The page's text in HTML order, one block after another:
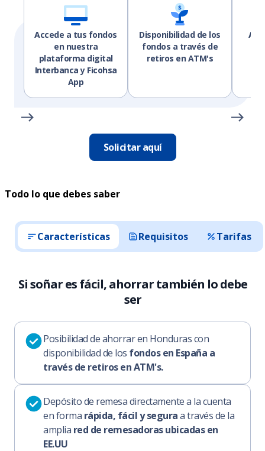
Accede a tus fondos
en nuestra
plataforma digital
Interbanca y Ficohsa
App
Disponibilidad de los
fondos a través de
retiros en ATM's
Solicitar aquí
Todo lo que debes saber
Características Requisitos Tarifas
Si soñar es fácil, ahorrar también lo debe
ser
Posibilidad de ahorrar en Honduras con
disponibilidad de los fondos en España a
través de retiros en ATM's.
Depósito de remesa directamente a la cuenta
en forma rápida, fácil y seguraa través de la
amplia red de remesadoras ubicadas en
EE.UU